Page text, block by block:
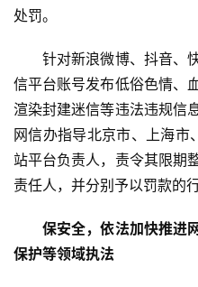
处罚。
针对新浪微博、抖音、快
信平台账号发布低俗色情、
渲染封建迷信等违法违规信
网信办指导北京市、上海市
站平台负责人，责令其限期
责任人，并分别予以罚款的
保安全，依法加快推进
保护等领域执法